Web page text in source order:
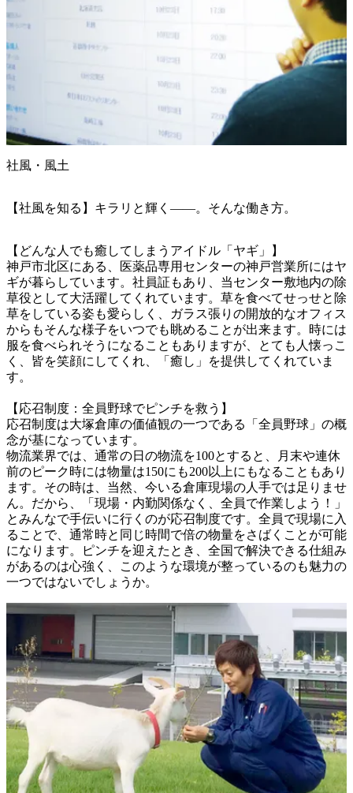
社風・風土
【社風を知る】キラリと輝く――。そんな働き方。
【どんな人でも癒してしまうアイドル「ヤギ」】
神戸市北区にある、医薬品専用センターの神戸営業所にはヤ
ギが暮らしています。社員証もあり、当センター敷地内の除
草役として大活躍してくれています。草を食べてせっせと除
草をしている姿も愛らしく、ガラス張りの開放的なオフィス
からもそんな様子をいつでも眺めることが出来ます。時には
服を食べられそうになることもありますが、とても人懐っこ
く、皆を笑顔にしてくれ、「癒し」を提供してくれていま
す。
【応召制度：全員野球でピンチを救う】
応召制度は大塚倉庫の価値観の一つである「全員野球」の概
念が基になっています。
物流業界では、通常の日の物流を100とすると、月末や連休
前のピーク時には物量は150にも200以上にもなることもあり
ます。その時は、当然、今いる倉庫現場の人手では足りませ
ん。だから、「現場・内勤関係なく、全員で作業しよう！」
とみんなで手伝いに行くのが応召制度です。全員で現場に入
ることで、通常時と同じ時間で倍の物量をさばくことが可能
になります。ピンチを迎えたとき、全国で解決できる仕組み
があるのは心強く、このような環境が整っているのも魅力の
一つではないでしょうか。